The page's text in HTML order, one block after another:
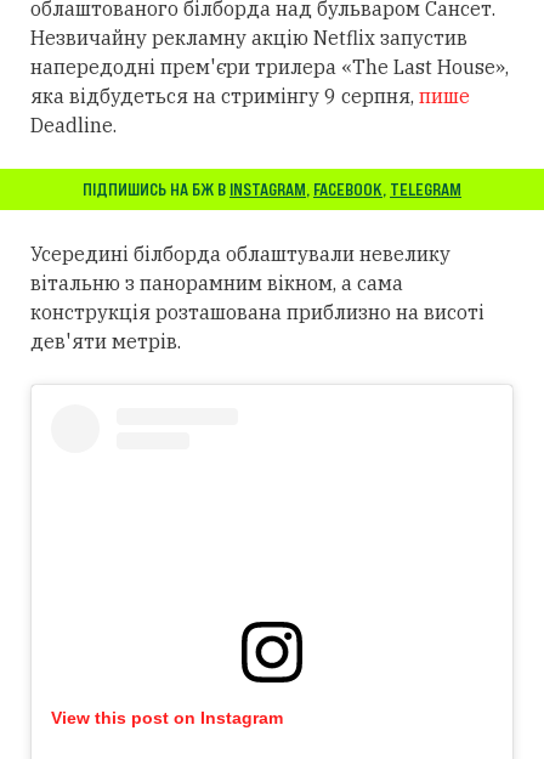
облаштованого білборда над бульваром Сансет.
Незвичайну рекламну акцію Netflix запустив
напередодні прем'єри трилера «The Last House»,
яка відбудеться на стримінгу 9 серпня, пише
Deadline.
ПІДПИШИСЬ НА БЖ В INSTAGRAM, FACEBOOK, TELEGRAM
Усередині білборда облаштували невелику
вітальню з панорамним вікном, а сама
конструкція розташована приблизно на висоті
дев'яти метрів.
View this post on Instagram